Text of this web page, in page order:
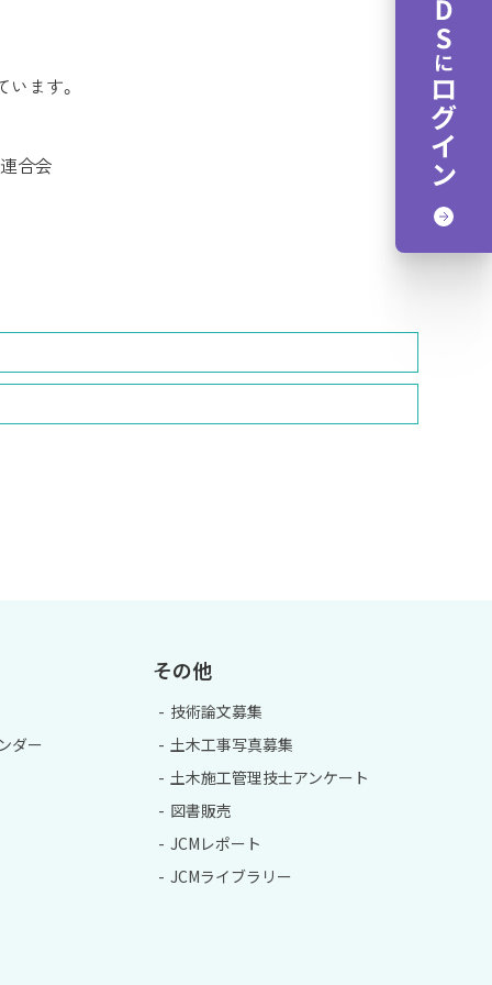
ます。
合会
ダー
その他
技術論文募集
土木工事写真募集
土木施工管理技士アンケート
図書販売
JCMレポート
JCMライブラリー